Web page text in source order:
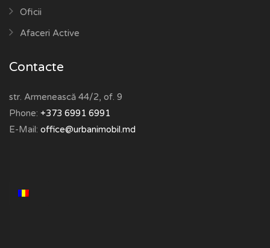
Oficii
Afaceri Active
Contacte
str. Armenească 44/2, of. 9
Phone: +373 6991 6991
E-Mail: office@urbanimobil.md